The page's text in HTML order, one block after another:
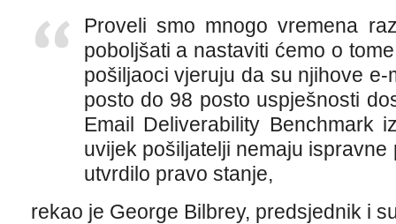
Proveli smo mnogo vremena
poboljšati a nastaviti ćemo o
pošiljaoci vjeruju da su njihove
posto do 98 posto uspješnosti
Email Deliverability Benchmark
uvijek pošiljatelji nemaju
utvrdilo pravo stanje,
rekao je George Bilbrey, predsjednik i